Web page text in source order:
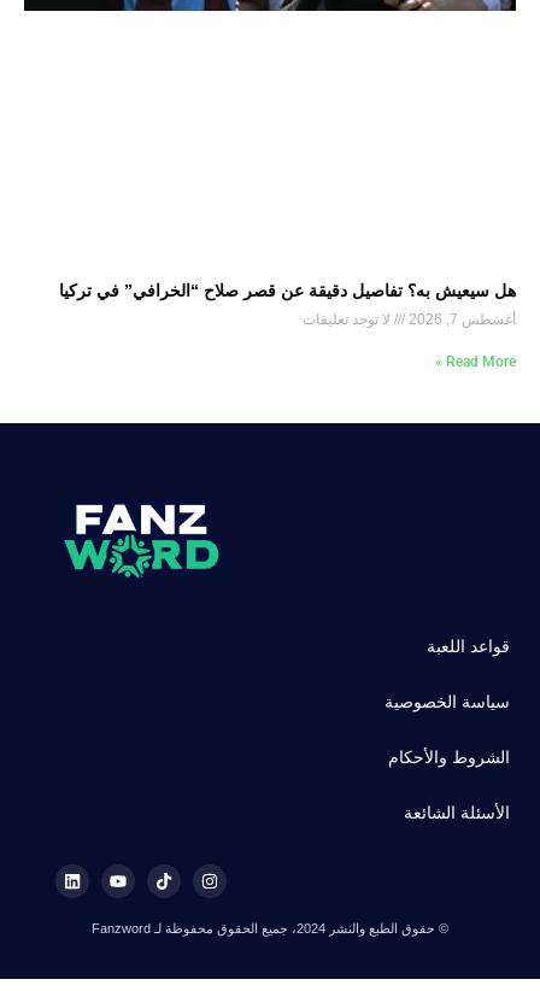
هل سيعيش به؟ تفاصيل دقيقة عن قصر صلاح “الخرافي” في تركيا
أغسطس 7, 2026 لا توجد تعليقات
Read More »
قواعد اللعبة
سياسة الخصوصية
الشروط والأحكام
الأسئلة الشائعة
© حقوق الطبع والنشر 2024، جميع الحقوق محفوظة لـ Fanzword